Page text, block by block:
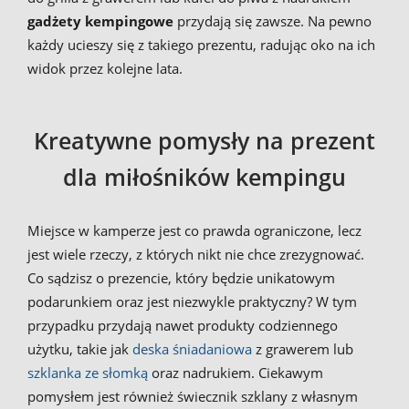
gadżety kempingowe przydają się zawsze. Na pewno
każdy ucieszy się z takiego prezentu, radując oko na ich
widok przez kolejne lata.
Kreatywne pomysły na prezent
dla miłośników kempingu
Miejsce w kamperze jest co prawda ograniczone, lecz
jest wiele rzeczy, z których nikt nie chce zrezygnować.
Co sądzisz o prezencie, który będzie unikatowym
podarunkiem oraz jest niezwykle praktyczny? W tym
przypadku przydają nawet produkty codziennego
użytku, takie jak deska śniadaniowa z grawerem lub
szklanka ze słomką oraz nadrukiem. Ciekawym
pomysłem jest również świecznik szklany z własnym